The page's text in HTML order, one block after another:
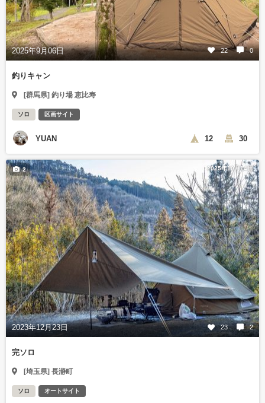
2025年9月06日 22 0
釣りキャン
[群馬県] 釣り場 恵比寿
ソロ 区画サイト
YUAN 12 30
2025年10月14日
2023年12月23日 23 2
2
完ソロ
[埼玉県] 長瀞町
ソロ オートサイト